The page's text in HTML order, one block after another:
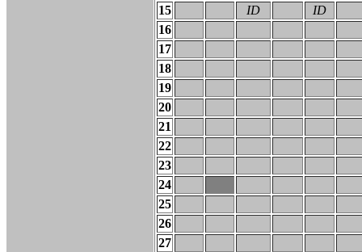
15
ID
ID
16
17
18
19
20
21
22
23
24
25
26
27